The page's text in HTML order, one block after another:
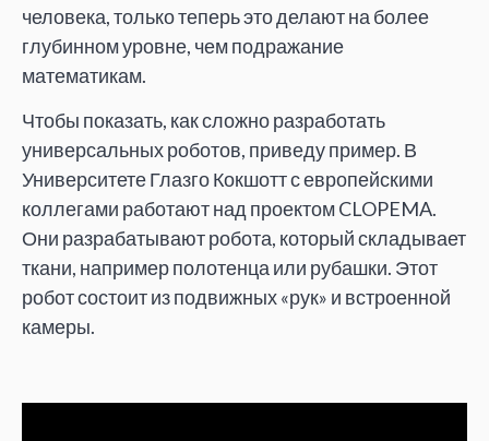
человека, только теперь это делают на более
глубинном уровне, чем подражание
математикам.
Чтобы показать, как сложно разработать
универсальных роботов, приведу пример. В
Университете Глазго Кокшотт с европейскими
коллегами работают над проектом CLOPEMA.
Они разрабатывают робота, который складывает
ткани, например полотенца или рубашки. Этот
робот состоит из подвижных «рук» и встроенной
камеры.